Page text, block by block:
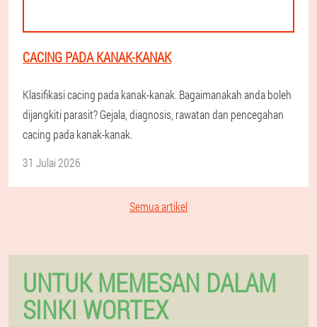
CACING PADA KANAK-KANAK
Klasifikasi cacing pada kanak-kanak. Bagaimanakah anda boleh
dijangkiti parasit? Gejala, diagnosis, rawatan dan pencegahan
cacing pada kanak-kanak.
31 Julai 2026
Semua artikel
UNTUK MEMESAN DALAM
SINKI WORTEX